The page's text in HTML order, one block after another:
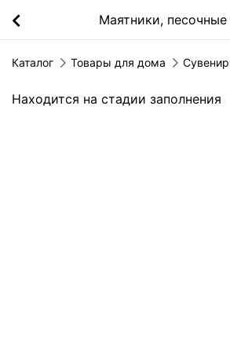
Маятники,
Каталог Товары для дома
Находится на стадии заполнения